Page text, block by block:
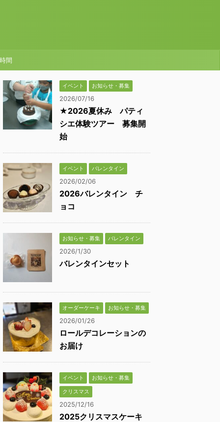
間
イベント お知らせ・募集
2026/07/16
★2026夏休み パティ
シエ体験ツアー 募集開
始
イベント バレンタイン
2026/02/06
2026バレンタイン チ
ョコ
お知らせ・募集 バレンタイン
2026/1/30
バレンタインセット
オーダーケーキ お知らせ・募集
2026/01/26
ロールデコレーションの
お届け
イベント
お知らせ・募集
クリスマス
2025/12/16
2025クリスマスケーキ